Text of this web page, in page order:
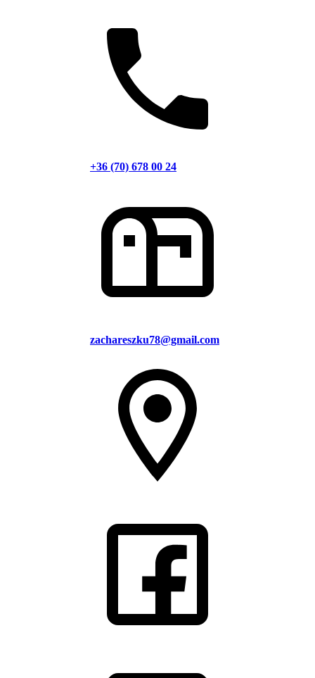
+36 (70) 678 00 24
zachareszku78@gmail.com